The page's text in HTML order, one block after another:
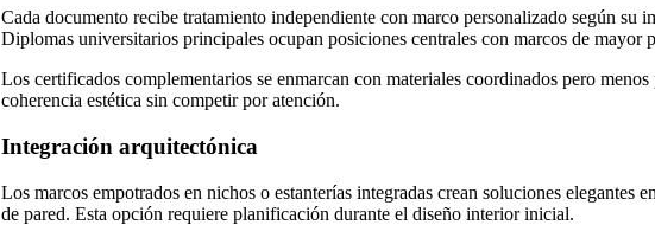
Cada documento recibe tratamiento independiente con marco personalizado según su
Diplomas universitarios principales ocupan posiciones centrales con marcos de mayor
Los certificados complementarios se enmarcan con materiales coordinados pero
coherencia estética sin competir por atención.
Integración arquitectónica
Los marcos empotrados en nichos o estanterías integradas crean soluciones elegantes
de pared. Esta opción requiere planificación durante el diseño interior inicial.